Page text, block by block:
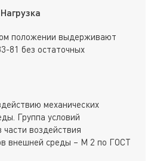
Нагрузка
положении выдерживают
81 без остаточных
механических
Группа условий
части воздействия
внешней среды – М 2 по ГОСТ